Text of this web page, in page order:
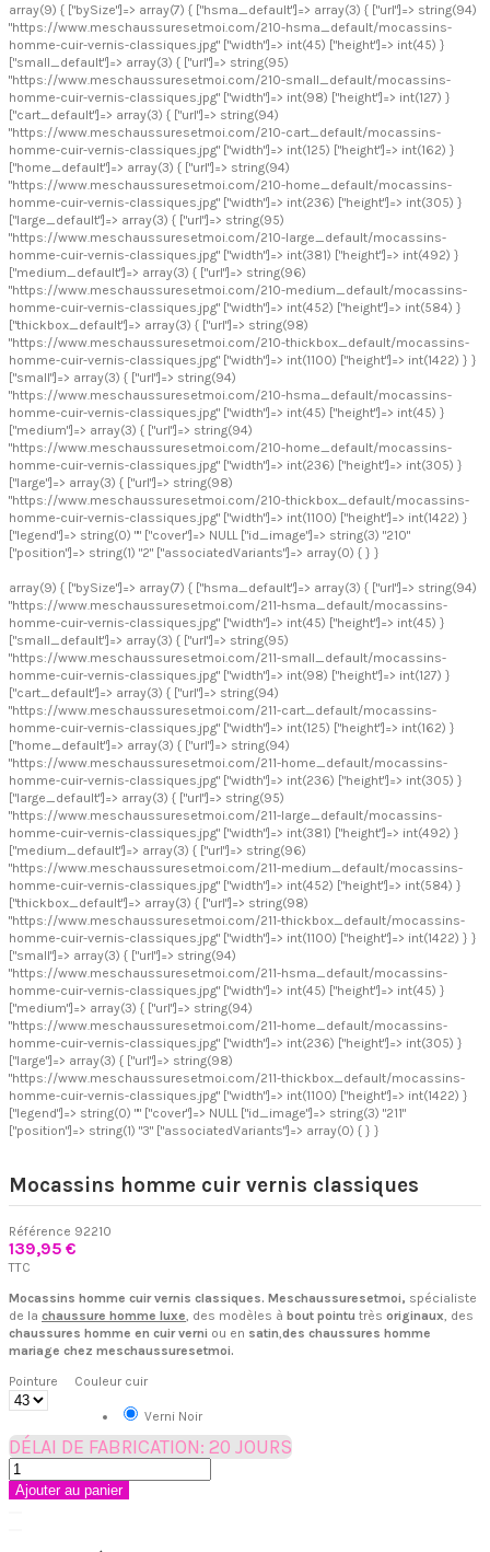
array(9) { ["bySize"]=> array(7) { ["hsma_default"]=> array(3) { ["url"]=> string(94)
"https://www.meschaussuresetmoi.com/210-hsma_default/mocassins-
homme-cuir-vernis-classiques.jpg" ["width"]=> int(45) ["height"]=> int(45) }
["small_default"]=> array(3) { ["url"]=> string(95)
"https://www.meschaussuresetmoi.com/210-small_default/mocassins-
homme-cuir-vernis-classiques.jpg" ["width"]=> int(98) ["height"]=> int(127) }
["cart_default"]=> array(3) { ["url"]=> string(94)
"https://www.meschaussuresetmoi.com/210-cart_default/mocassins-
homme-cuir-vernis-classiques.jpg" ["width"]=> int(125) ["height"]=> int(162) }
["home_default"]=> array(3) { ["url"]=> string(94)
"https://www.meschaussuresetmoi.com/210-home_default/mocassins-
homme-cuir-vernis-classiques.jpg" ["width"]=> int(236) ["height"]=> int(305) }
["large_default"]=> array(3) { ["url"]=> string(95)
"https://www.meschaussuresetmoi.com/210-large_default/mocassins-
homme-cuir-vernis-classiques.jpg" ["width"]=> int(381) ["height"]=> int(492) }
["medium_default"]=> array(3) { ["url"]=> string(96)
"https://www.meschaussuresetmoi.com/210-medium_default/mocassins-
homme-cuir-vernis-classiques.jpg" ["width"]=> int(452) ["height"]=> int(584) }
["thickbox_default"]=> array(3) { ["url"]=> string(98)
"https://www.meschaussuresetmoi.com/210-thickbox_default/mocassins-
homme-cuir-vernis-classiques.jpg" ["width"]=> int(1100) ["height"]=> int(1422) } }
["small"]=> array(3) { ["url"]=> string(94)
"https://www.meschaussuresetmoi.com/210-hsma_default/mocassins-
homme-cuir-vernis-classiques.jpg" ["width"]=> int(45) ["height"]=> int(45) }
["medium"]=> array(3) { ["url"]=> string(94)
"https://www.meschaussuresetmoi.com/210-home_default/mocassins-
homme-cuir-vernis-classiques.jpg" ["width"]=> int(236) ["height"]=> int(305) }
["large"]=> array(3) { ["url"]=> string(98)
"https://www.meschaussuresetmoi.com/210-thickbox_default/mocassins-
homme-cuir-vernis-classiques.jpg" ["width"]=> int(1100) ["height"]=> int(1422) }
["legend"]=> string(0) "" ["cover"]=> NULL ["id_image"]=> string(3) "210"
["position"]=> string(1) "2" ["associatedVariants"]=> array(0) { } }
array(9) { ["bySize"]=> array(7) { ["hsma_default"]=> array(3) { ["url"]=> string(94)
"https://www.meschaussuresetmoi.com/211-hsma_default/mocassins-
homme-cuir-vernis-classiques.jpg" ["width"]=> int(45) ["height"]=> int(45) }
["small_default"]=> array(3) { ["url"]=> string(95)
"https://www.meschaussuresetmoi.com/211-small_default/mocassins-
homme-cuir-vernis-classiques.jpg" ["width"]=> int(98) ["height"]=> int(127) }
["cart_default"]=> array(3) { ["url"]=> string(94)
"https://www.meschaussuresetmoi.com/211-cart_default/mocassins-
homme-cuir-vernis-classiques.jpg" ["width"]=> int(125) ["height"]=> int(162) }
["home_default"]=> array(3) { ["url"]=> string(94)
"https://www.meschaussuresetmoi.com/211-home_default/mocassins-
homme-cuir-vernis-classiques.jpg" ["width"]=> int(236) ["height"]=> int(305) }
["large_default"]=> array(3) { ["url"]=> string(95)
"https://www.meschaussuresetmoi.com/211-large_default/mocassins-
homme-cuir-vernis-classiques.jpg" ["width"]=> int(381) ["height"]=> int(492) }
["medium_default"]=> array(3) { ["url"]=> string(96)
"https://www.meschaussuresetmoi.com/211-medium_default/mocassins-
homme-cuir-vernis-classiques.jpg" ["width"]=> int(452) ["height"]=> int(584) }
["thickbox_default"]=> array(3) { ["url"]=> string(98)
"https://www.meschaussuresetmoi.com/211-thickbox_default/mocassins-
homme-cuir-vernis-classiques.jpg" ["width"]=> int(1100) ["height"]=> int(1422) } }
["small"]=> array(3) { ["url"]=> string(94)
"https://www.meschaussuresetmoi.com/211-hsma_default/mocassins-
homme-cuir-vernis-classiques.jpg" ["width"]=> int(45) ["height"]=> int(45) }
["medium"]=> array(3) { ["url"]=> string(94)
"https://www.meschaussuresetmoi.com/211-home_default/mocassins-
homme-cuir-vernis-classiques.jpg" ["width"]=> int(236) ["height"]=> int(305) }
["large"]=> array(3) { ["url"]=> string(98)
"https://www.meschaussuresetmoi.com/211-thickbox_default/mocassins-
homme-cuir-vernis-classiques.jpg" ["width"]=> int(1100) ["height"]=> int(1422) }
["legend"]=> string(0) "" ["cover"]=> NULL ["id_image"]=> string(3) "211"
["position"]=> string(1) "3" ["associatedVariants"]=> array(0) { } }
Mocassins homme cuir vernis classiques
Référence 92210
139,95 €
TTC
Mocassins homme cuir vernis classiques. Meschaussuresetmoi, spécialiste
de la chaussure homme luxe, des modèles à bout pointu très originaux, des
chaussures homme en cuir verni ou en satin,des chaussures homme
mariage chez meschaussuresetmoi.
Pointure
Couleur cuir
Verni Noir
DÉLAI DE FABRICATION: 20 JOURS
Ajouter au panier